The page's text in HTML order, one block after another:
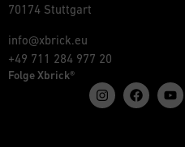
70174 Stuttgart
info@xbrick.eu
+49 711 284 977 20
Folge Xbrick®